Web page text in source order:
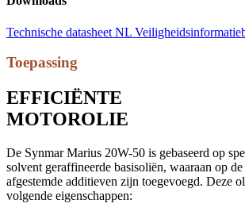
Technische datasheet NL
Toepassing
EFFICIËNTE
MOTOROLIE
De Synmar Marius 20W-50 is gebaseerd op
solvent geraffineerde basisoliën, waaraan op de
afgestemde additieven zijn toegevoegd. Deze
volgende eigenschappen: